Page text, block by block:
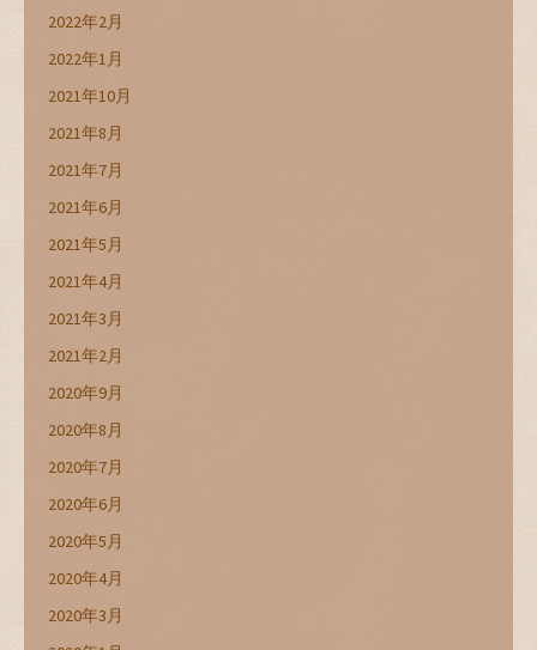
2022年2月
2022年1月
2021年10月
2021年8月
2021年7月
2021年6月
2021年5月
2021年4月
2021年3月
2021年2月
2020年9月
2020年8月
2020年7月
2020年6月
2020年5月
2020年4月
2020年3月